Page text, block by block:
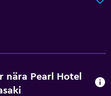
nära Pearl Hotel